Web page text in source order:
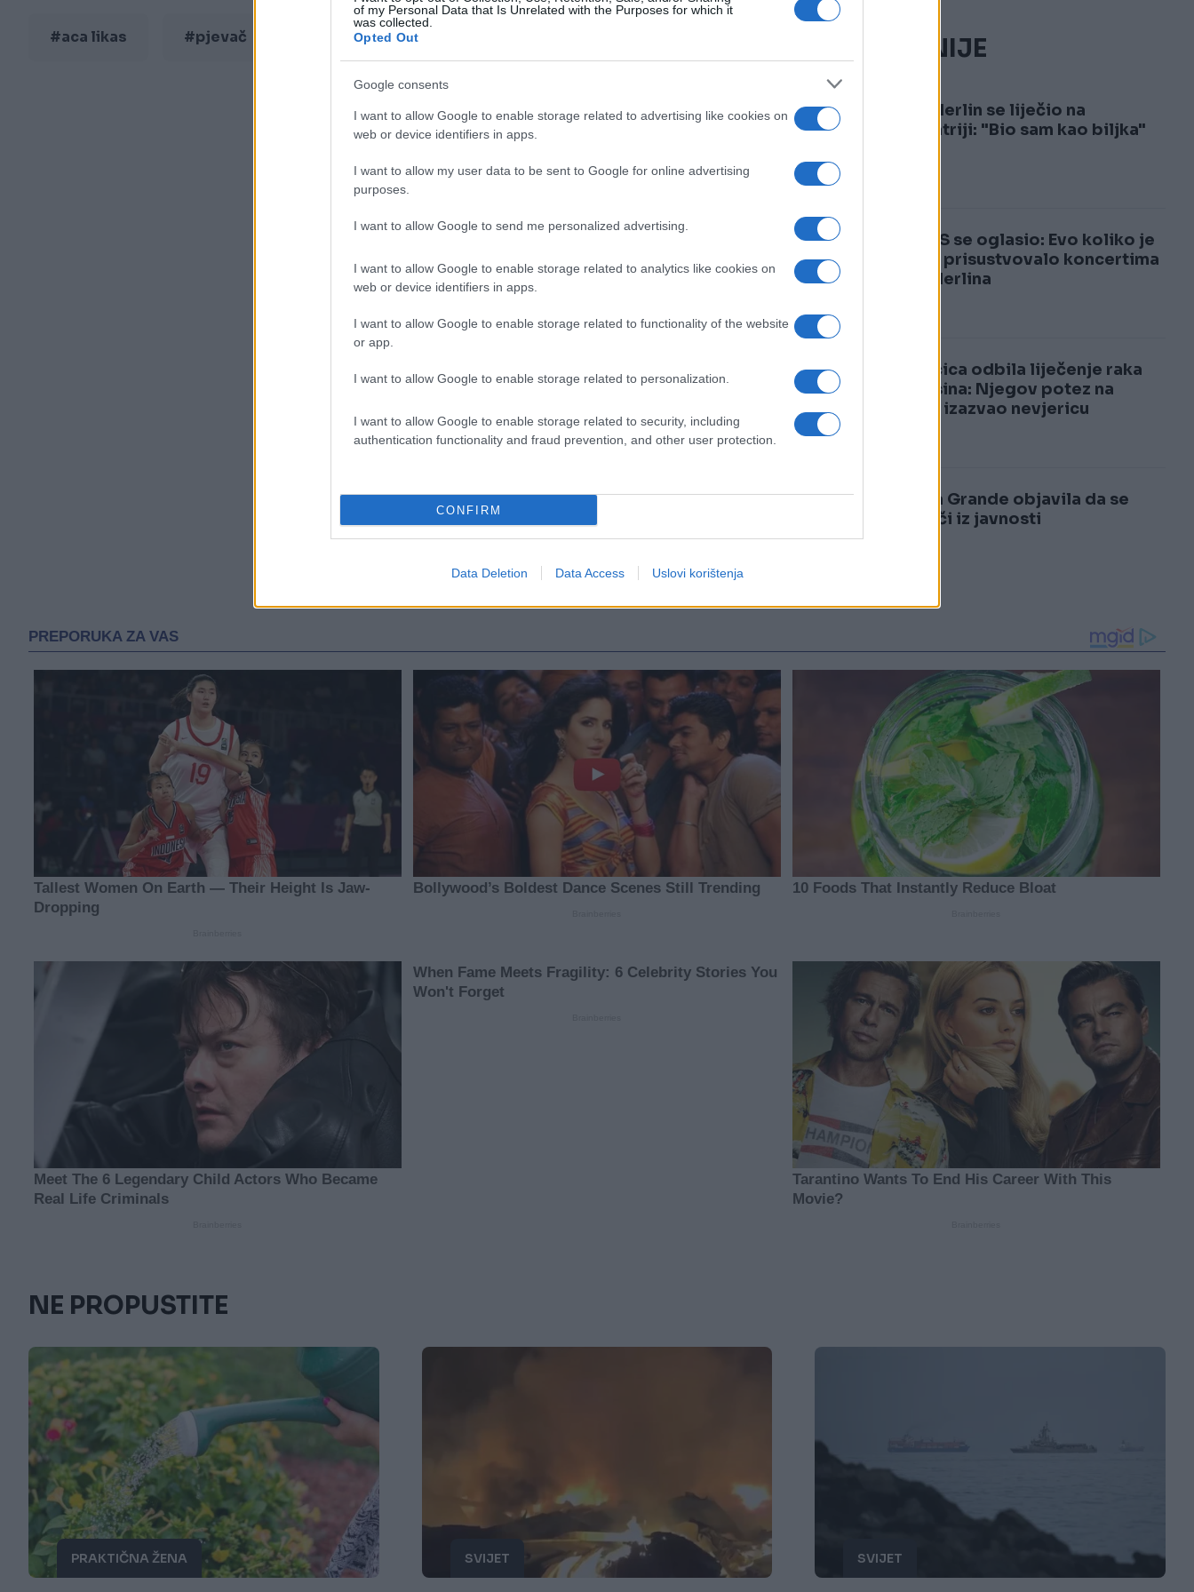
of my Personal Data that Is Unrelated with the Purposes for which it
was collected.
Opted Out
Google consents
I want to allow Google to enable storage related to advertising like cookies on
web or device identifiers in apps.
I want to allow my user data to be sent to Google for online advertising
purposes.
I want to allow Google to send me personalized advertising.
I want to allow Google to enable storage related to analytics like cookies on
web or device identifiers in apps.
I want to allow Google to enable storage related to functionality of the website
or app.
I want to allow Google to enable storage related to personalization.
I want to allow Google to enable storage related to security, including
authentication functionality and fraud prevention, and other user protection.
CONFIRM
Data Deletion Data Access Uslovi korištenja
#aca likas #pjevač NAJČITANIJE
1
Dino Merlin se liječio na
psihijatriji: "Bio sam kao biljka"
2
MUP KS se oglasio: Evo koliko je
osoba prisustvovalo koncertima
Dine Merlina
3
Pjevačica odbila liječenje raka
zbog sina: Njegov potez na
samrti izazvao nevjericu
4
Ariana Grande objavila da se
povlači iz javnosti
NE PROPUSTITE
PRAKTIČNA ŽENA SVIJET SVIJET